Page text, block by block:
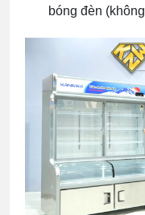
bóng đèn